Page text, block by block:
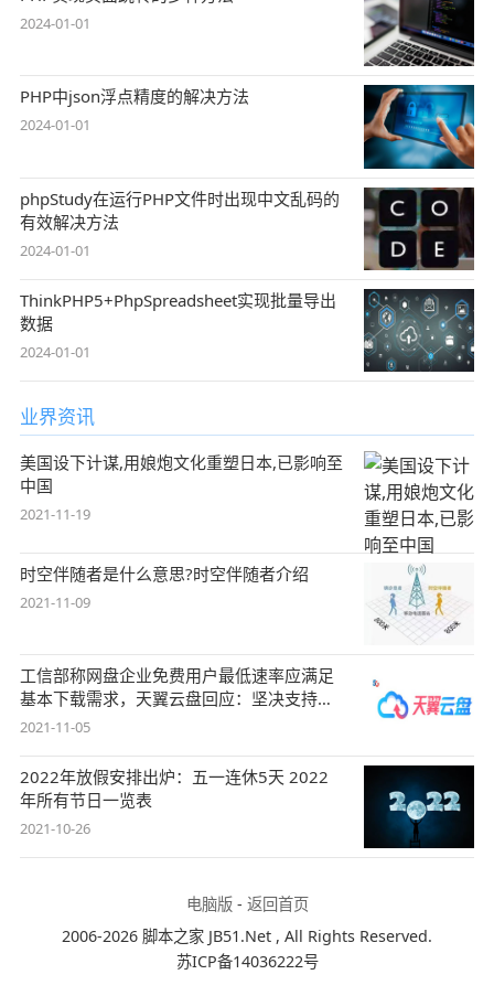
2024-01-01
PHP中json浮点精度的解决方法
2024-01-01
phpStudy在运行PHP文件时出现中文乱码的
有效解决方法
2024-01-01
ThinkPHP5+PhpSpreadsheet实现批量导出
数据
2024-01-01
业界资讯
美国设下计谋,用娘炮文化重塑日本,已影响至
中国
2021-11-19
时空伴随者是什么意思?时空伴随者介绍
2021-11-09
工信部称网盘企业免费用户最低速率应满足
基本下载需求，天翼云盘回应：坚决支持，
始终
2021-11-05
2022年放假安排出炉：五一连休5天 2022
年所有节日一览表
2021-10-26
电脑版- 返回首页
2006-2026 脚本之家 JB51.Net , All Rights Reserved.
苏ICP备14036222号